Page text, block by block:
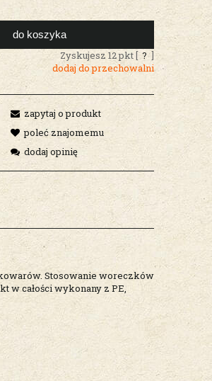
do koszyka
Zyskujesz 12pkt [ ? ]
dodaj do przechowalni
zapytaj o produkt
poleć znajomemu
dodaj opinię
Stosowanie woreczków
w całości wykonany z PE,